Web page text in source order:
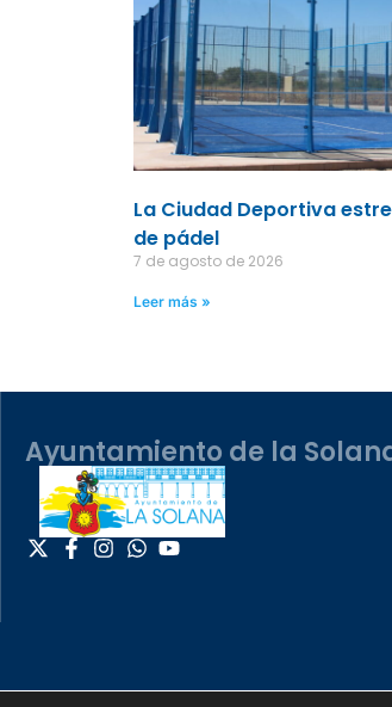
La Ciudad Deportiva
de pádel
7 de agosto de 2026
Leer más »
Ayuntamiento de la